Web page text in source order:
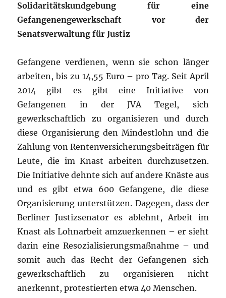
Solidaritätskundgebung für eine
Gefangenengewerkschaft vor der
Senatsverwaltung für Justiz
Gefangene verdienen, wenn sie schon länger
arbeiten, bis zu 14,55 Euro – pro Tag. Seit April
2014 gibt es gibt eine Initiative von
Gefangenen in der JVA Tegel, sich
gewerkschaftlich zu organisieren und durch
diese Organisierung den Mindestlohn und die
Zahlung von Rentenversicherungsbeiträgen für
Leute, die im Knast arbeiten durchzusetzen.
Die Initiative dehnte sich auf andere Knäste aus
und es gibt etwa 600 Gefangene, die diese
Organisierung unterstützen. Dagegen, dass der
Berliner Justizsenator es ablehnt, Arbeit im
Knast als Lohnarbeit amzuerkennen – er sieht
darin eine Resozialisierungsmaßnahme – und
somit auch das Recht der Gefangenen sich
gewerkschaftlich zu organisieren nicht
anerkennt, protestierten etwa 40 Menschen.